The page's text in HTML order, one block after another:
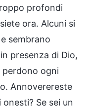
profondi
ora. Alcuni si
sembrano
presenza di Dio,
ogni
Annoverereste
Se sei un